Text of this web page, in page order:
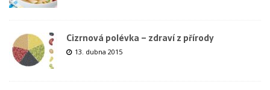
Cizrnová polévka – zdraví z přírody
13. dubna 2015